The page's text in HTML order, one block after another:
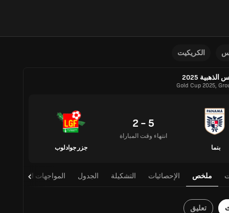
الكريكيت
الذهبية 2025
Gold Cup 2025,
بنما
5 - 2
انتهاء وقت المباراة
جزر جوادلوب
ملخص الإحصائيات التشكيلة الجدول المواجهات المباشرة
تعليق